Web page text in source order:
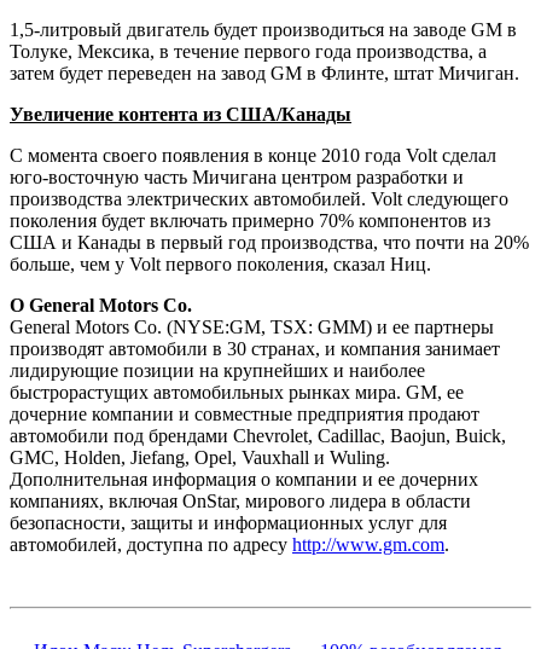
1,5-литровый двигатель будет производиться на заводе GM в
Толуке, Мексика, в течение первого года производства, а
затем будет переведен на завод GM в Флинте, штат Мичиган.
Увеличение контента из США/Канады
С момента своего появления в конце 2010 года Volt сделал
юго-восточную часть Мичигана центром разработки и
производства электрических автомобилей. Volt следующего
поколения будет включать примерно 70% компонентов из
США и Канады в первый год производства, что почти на 20%
больше, чем у Volt первого поколения, сказал Ниц.
О General Motors Co.
General Motors Co. (NYSE:GM, TSX: GMM) и ее партнеры
производят автомобили в 30 странах, и компания занимает
лидирующие позиции на крупнейших и наиболее
быстрорастущих автомобильных рынках мира. GM, ее
дочерние компании и совместные предприятия продают
автомобили под брендами Chevrolet, Cadillac, Baojun, Buick,
GMC, Holden, Jiefang, Opel, Vauxhall и Wuling.
Дополнительная информация о компании и ее дочерних
компаниях, включая OnStar, мирового лидера в области
безопасности, защиты и информационных услуг для
автомобилей, доступна по адресу http://www.gm.com.